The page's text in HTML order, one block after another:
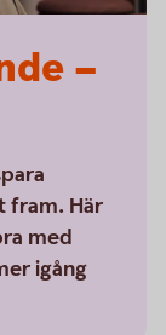
–
fram. Här
med
igång